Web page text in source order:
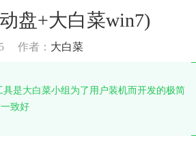
盘+大白菜win7)
作者： 大白菜
是大白菜小组为了用户装机而开发的极简
致好